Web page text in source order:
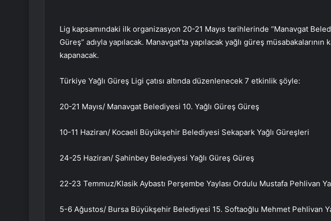
Lig kapsamındaki ilk organizasyon 20-21 Mayıs tarihlerinde “Manavgat
Güreş” adıyla yapılacak. Manavgat’ta yapılacak yağlı güreş müsabakalarının
kapanacak.
Türkiye Yağlı Güreş Ligi çatısı altında düzenlenecek 7 etkinlik şöyle:
20-21 Mayıs/ Manavgat Belediyesi 10. Yağlı Güreş Güreş
10-11 Haziran/ Kocaeli Büyükşehir Belediyesi Sekapark Yağlı Güreşleri
24-25 Haziran/ Şahinbey Belediyesi Yağlı Güreş Güreş
22-23 Temmuz/Klasik Aybastı Perşembe Yaylası Ordulu Mustafa Pehlivan
5-6 Ağustos/ Bursa Büyükşehir Belediyesi 15. Softaoğlu Mehmet Pehlivan